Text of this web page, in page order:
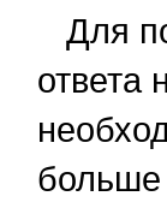
Для
ответа